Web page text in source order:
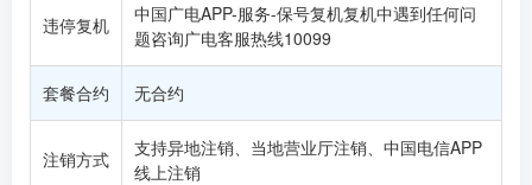
违停复机
中国广电APP-服务-保号复机复机中遇到任何问
题咨询广电客服热线10099
套餐合约 无合约
注销方式
支持异地注销、当地营业厅注销、中国电信APP
线上注销